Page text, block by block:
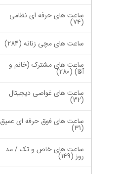
ساعت های حرفه ای نظامی
(74)
ساعت های مچی زنانه (284)
ساعت های مشترک (خانم و
آقا) (280)
ساعت های غواصی دیجیتال
(32)
ساعت های فوق حرفه ای عمیق
(31)
ساعت های خاص و تک / مد
روز (149)